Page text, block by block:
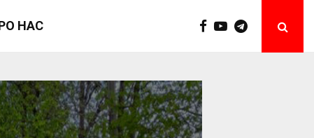
НАС